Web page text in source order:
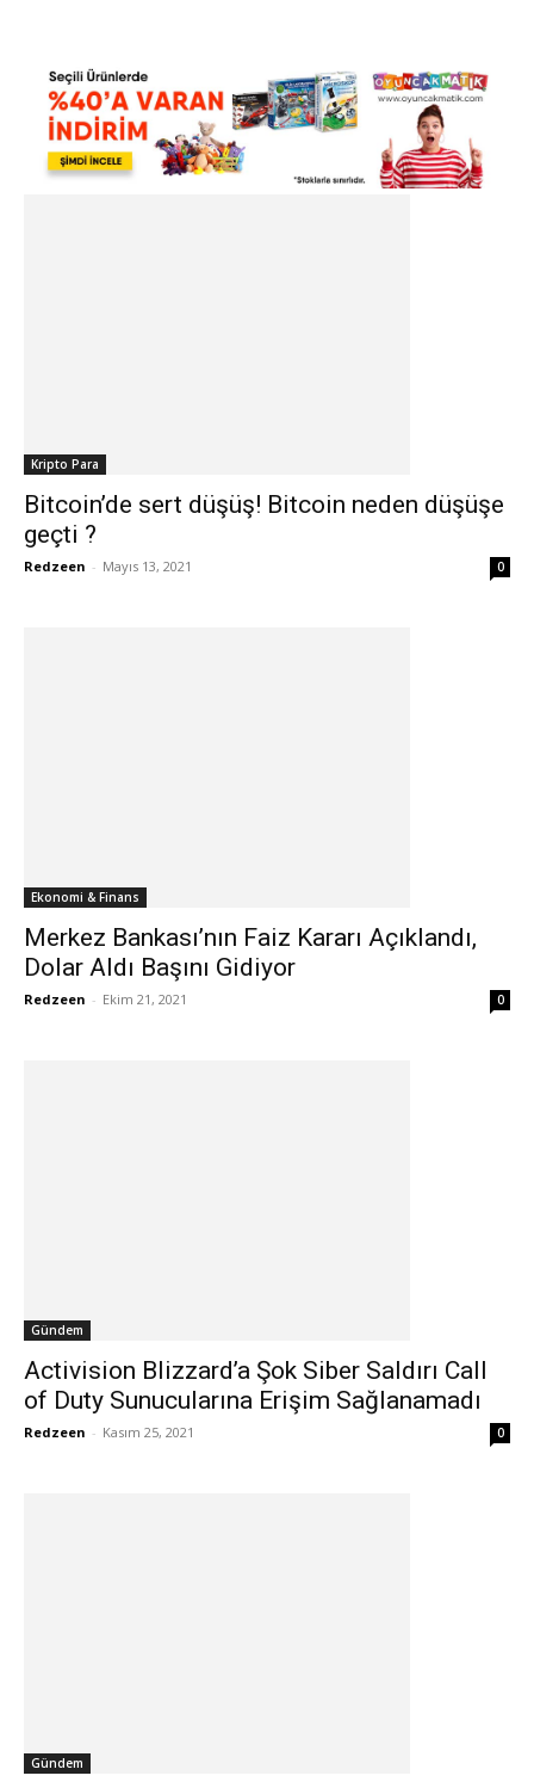
Kripto Para
Bitcoin’de sert düşüş! Bitcoin neden düşüşe
geçti ?
Redzeen - Mayıs 13, 2021 0
Ekonomi & Finans
Merkez Bankası’nın Faiz Kararı Açıklandı,
Dolar Aldı Başını Gidiyor
Redzeen - Ekim 21, 2021 0
Gündem
Activision Blizzard’a Şok Siber Saldırı Call
of Duty Sunucularına Erişim Sağlanamadı
Redzeen - Kasım 25, 2021 0
Gündem